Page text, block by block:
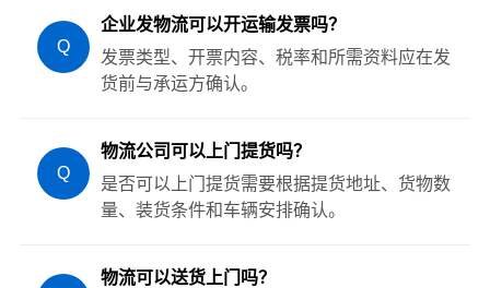
Q
企业发物流可以开运输发票吗？
发票类型、开票内容、税率和所需资料应在发
货前与承运方确认。
Q
物流公司可以上门提货吗？
是否可以上门提货需要根据提货地址、货物数
量、装货条件和车辆安排确认。
物流可以送货上门吗？